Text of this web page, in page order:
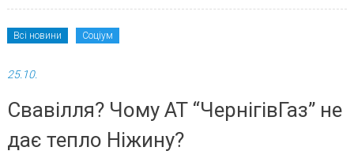
Всі новини Соціум
25.10.
Свавілля? Чому АТ “ЧернігівГаз” не
дає тепло Ніжину?